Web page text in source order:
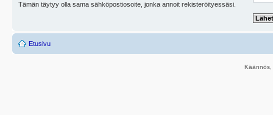
Tämän täytyy olla sama sähköpostiosoite, jonka annoit rekisteröityessäsi.
Etusivu